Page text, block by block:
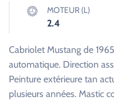
MOTEUR (L)
2.4
Cabriolet Mustang de
automatique. Direction
Peinture extérieure tan
plusieurs années. Mastic